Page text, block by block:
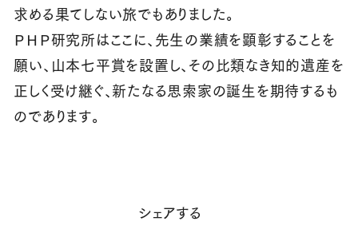
求める果てしない旅でもありました。
ＰＨＰ研究所はここに、先生の業績を顕彰することを
願い、山本七平賞を設置し、その比類なき知的遺産を
正しく受け継ぐ、新たなる思索家の誕生を期待するも
のであります。
シェアする